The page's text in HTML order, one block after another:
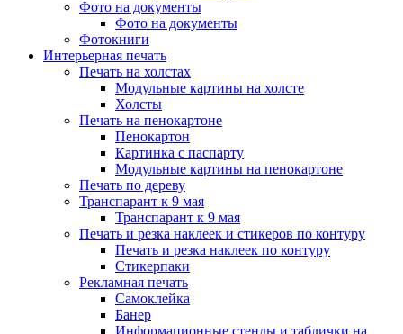
Фото на документы
Фото на документы
Фотокниги
Интерьерная печать
Печать на холстах
Модульные картины на холсте
Холсты
Печать на пенокартоне
Пенокартон
Картинка с паспарту
Модульные картины на пенокартоне
Печать по дереву
Транспарант к 9 мая
Транспарант к 9 мая
Печать и резка наклеек и стикеров по контуру
Печать и резка наклеек по контуру
Стикерпаки
Рекламная печать
Самоклейка
Банер
Информационные стенды и таблички на